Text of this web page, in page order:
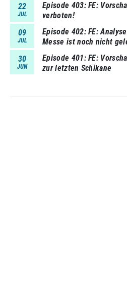
22
JUL
Episode 403 FE:
verboten!
09
JUL
Episode 402 FE:
Messe ist noch nicht
30
JUN
Episode 401 FE:
zur letzten Schikane